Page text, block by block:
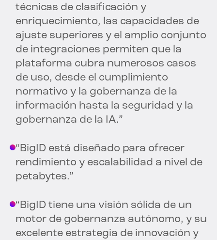
técnicas de clasificación y
enriquecimiento, las capacidades de
ajuste superiores y el amplio conjunto
de integraciones permiten que la
plataforma cubra numerosos casos
de uso, desde el cumplimiento
normativo y la gobernanza de la
información hasta la seguridad y la
gobernanza de la IA.”
“BigID está diseñado para ofrecer
rendimiento y escalabilidad a nivel de
petabytes.”
“BigID tiene una visión sólida de un
motor de gobernanza autónomo, y su
excelente estrategia de innovación y